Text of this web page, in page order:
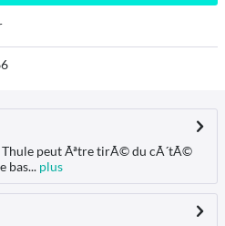
peut Ãªtre tirÃ© du cÃ´tÃ©
bas... plus